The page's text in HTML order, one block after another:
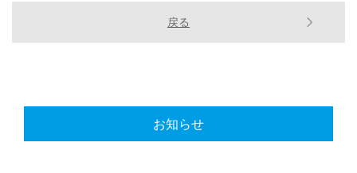
戻る
お知らせ